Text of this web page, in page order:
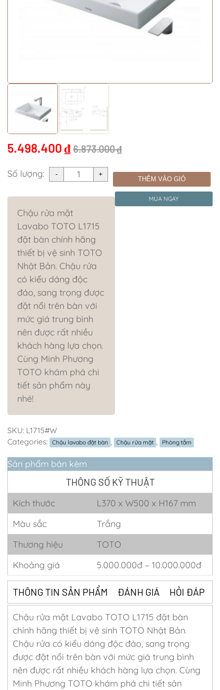
5.498.400 ₫ 6.873.000₫
Số lượng: THÊM VÀO GIỎ
MUA NGAY
Chậu rửa mặt
Lavabo TOTO L1715
đặt bàn chính hãng
thiết bị vệ sinh TOTO
Nhật Bản. Chậu rửa
có kiểu dáng độc
đáo, sang trọng được
đặt nổi trên bàn với
mức giá trung bình
nên được rất nhiều
khách hàng lựa chọn.
Cùng Minh Phương
TOTO khám phá chi
tiết sản phẩm này
nhé!
SKU: L1715#W
Categories:
Chậu lavabo đặt bàn Chậu rửa mặt Phòng tắm
Sản phẩm bán kèm
THÔNG SỐ KỸ THUẬT
Kích thước
L370 x W500 x H167 mm
Màu sắc
Trắng
Thương hiệu
TOTO
Khoảng giá
5.000.000đ – 10.000.000đ
THÔNG TIN SẢN PHẨM ĐÁNH GIÁ HỎI ĐÁP
Chậu rửa mặt Lavabo TOTO L1715 đặt bàn
chính hãng thiết bị vệ sinh TOTO Nhật Bản.
Chậu rửa có kiểu dáng độc đáo, sang trọng
được đặt nổi trên bàn với mức giá trung bình
nên được rất nhiều khách hàng lựa chọn. Cùng
Minh Phương TOTO khám phá chi tiết sản